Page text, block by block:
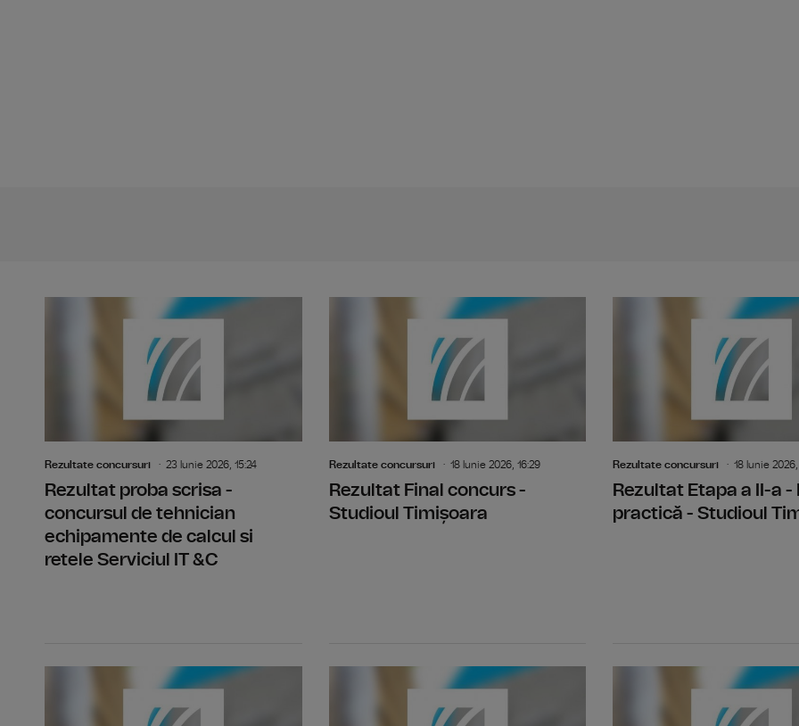
Rezultate concursuri 23 Iunie 2026, 15:24
Rezultat proba scrisa -
concursul de tehnician
echipamente de calcul si
retele Serviciul IT &C
Rezultat proba scrisa - concursul de
Rezultate concursuri 18 Iunie 2026, 16:29
Rezultat Final concurs -
Studioul Timișoara
Rezultate concursuri 18 Iunie 2026,
Rezultat Etapa a II-a -
practică - Studioul